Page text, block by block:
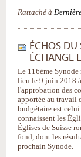
Rattaché à
ÉCHOS DU
ÉCHANGE
Le 116ème
lieu le 9 juin 2018
l'approbation des
apportée au travail
budgétaire est
connaissent les
Églises de Suisse
fond, dont les
prochain Synode.